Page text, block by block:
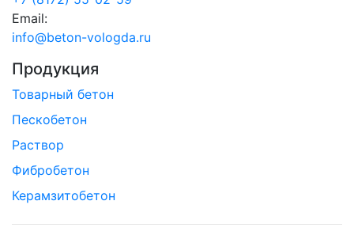
Email:
info@beton-vologda.ru
Продукция
Товарный бетон
Пескобетон
Раствор
Фибробетон
Керамзитобетон